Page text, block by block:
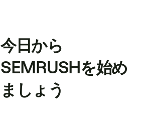
今日から
SEMRUSHを始め
ましょう